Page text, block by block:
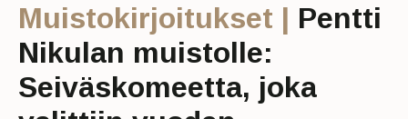
Muistokirjoitukset | Pentti
Nikulan muistolle:
Seiväskomeetta, joka